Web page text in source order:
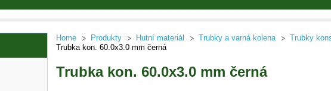
Home Produkty Hutní materiál Trubky a varná kolena
Trubky
Trubka kon. 60.0x3.0 mm černá
Trubka kon. 60.0x3.0 mm černá